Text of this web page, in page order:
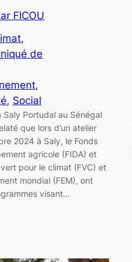
FICOU
de
, Social
Portudal au Sénégal
que lors d’un atelier
2024 à Saly, le Fonds
agricole (FIDA) et
pour le climat (FVC) et
mondial (FEM), ont
visant…